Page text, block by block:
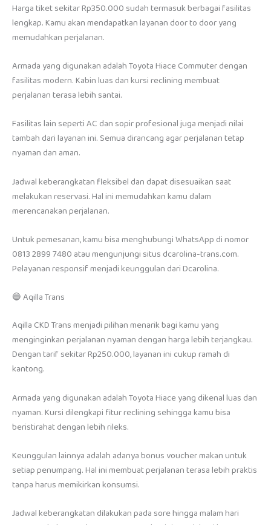
Harga tiket sekitar Rp350.000 sudah termasuk berbagai fasilitas
lengkap. Kamu akan mendapatkan layanan door to door yang
memudahkan perjalanan.
Armada yang digunakan adalah Toyota Hiace Commuter dengan
fasilitas modern. Kabin luas dan kursi reclining membuat
perjalanan terasa lebih santai.
Fasilitas lain seperti AC dan sopir profesional juga menjadi nilai
tambah dari layanan ini. Semua dirancang agar perjalanan tetap
nyaman dan aman.
Jadwal keberangkatan fleksibel dan dapat disesuaikan saat
melakukan reservasi. Hal ini memudahkan kamu dalam
merencanakan perjalanan.
Untuk pemesanan, kamu bisa menghubungi WhatsApp di nomor
0813 2899 7480 atau mengunjungi situs dcarolina-trans.com.
Pelayanan responsif menjadi keunggulan dari Dcarolina.
🔵 Aqilla Trans
Aqilla CKD Trans menjadi pilihan menarik bagi kamu yang
menginginkan perjalanan nyaman dengan harga lebih terjangkau.
Dengan tarif sekitar Rp250.000, layanan ini cukup ramah di
kantong.
Armada yang digunakan adalah Toyota Hiace yang dikenal luas dan
nyaman. Kursi dilengkapi fitur reclining sehingga kamu bisa
beristirahat dengan lebih rileks.
Keunggulan lainnya adalah adanya bonus voucher makan untuk
setiap penumpang. Hal ini membuat perjalanan terasa lebih praktis
tanpa harus memikirkan konsumsi.
Jadwal keberangkatan dilakukan pada sore hingga malam hari